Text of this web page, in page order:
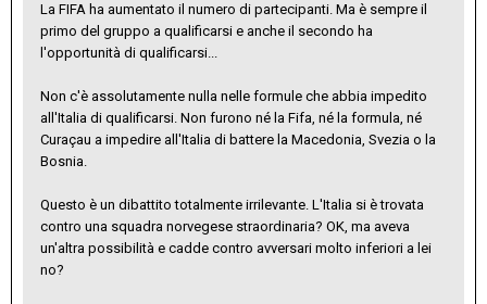
La FIFA ha aumentato il numero di partecipanti. Ma è sempre il
primo del gruppo a qualificarsi e anche il secondo ha
l'opportunità di qualificarsi...
Non c'è assolutamente nulla nelle formule che abbia impedito
all'Italia di qualificarsi. Non furono né la Fifa, né la formula, né
Curaçau a impedire all'Italia di battere la Macedonia, Svezia o la
Bosnia.
Questo è un dibattito totalmente irrilevante. L'Italia si è trovata
contro una squadra norvegese straordinaria? OK, ma aveva
un'altra possibilità e cadde contro avversari molto inferiori a lei
no?